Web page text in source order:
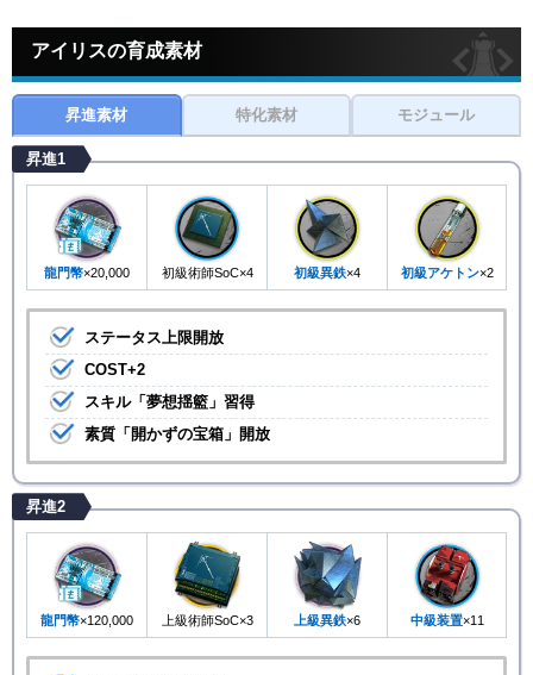
アイリスの育成素材
昇進素材 特化素材 モジュール
昇進1
龍門幣×20,000 初級術師SoC×4 初級異鉄×4 初級アケトン×2
ステータス上限開放
COST+2
スキル「夢想揺籃」習得
素質「開かずの宝箱」開放
昇進2
龍門幣×120,000 上級術師SoC×3 上級異鉄×6 中級装置×11